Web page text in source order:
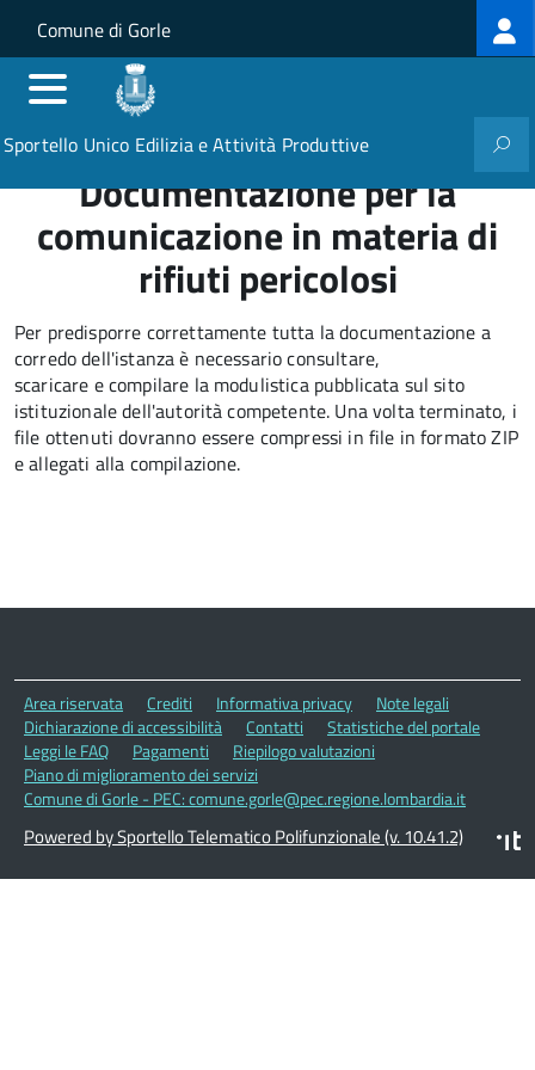
Salta al contenuto principale
Skip to site navigation
Comune di Gorle
Sportello Unico Edilizia e Attività Produttive
Documentazione per la
comunicazione in materia di
rifiuti pericolosi
Per predisporre correttamente tutta la documentazione a
corredo dell'istanza è necessario consultare,
scaricare e compilare la modulistica pubblicata sul sito
istituzionale dell'autorità competente. Una volta terminato, i
file ottenuti dovranno essere compressi in file in formato ZIP
e allegati alla compilazione.
Area riservata Crediti Informativa privacy
Note legali
Dichiarazione di accessibilità
Contatti
Statistiche del portale
Leggi le FAQ
Pagamenti
Riepilogo valutazioni
Piano di miglioramento dei servizi
Comune di Gorle - PEC: comune.gorle@pec.regione.lombardia.it
Powered by Sportello Telematico Polifunzionale (v. 10.41.2)